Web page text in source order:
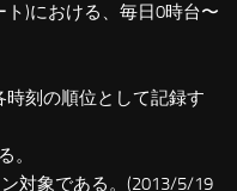
ト)における、毎日0時台〜
刻の順位として記録す
。
ン対象である。(2013/5/19